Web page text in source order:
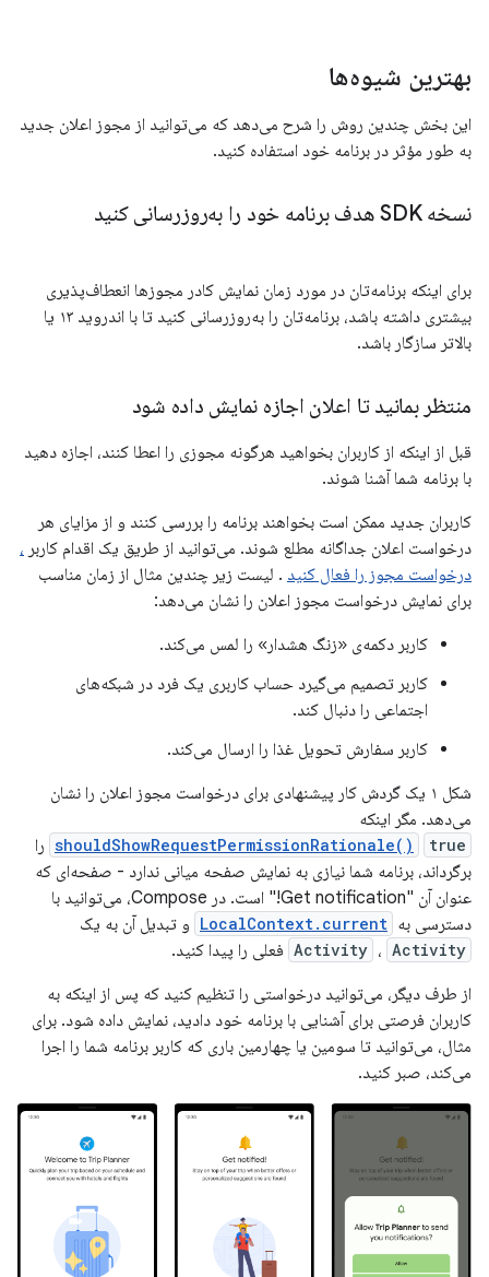
بهترین شیوه‌ها
این بخش چندین روش را شرح می‌دهد که می‌توانید از مجوز اعلان جدید
به طور مؤثر در برنامه خود استفاده کنید.
نسخه SDK هدف برنامه خود را به‌روزرسانی کنید
برای اینکه برنامه‌تان در مورد زمان نمایش کادر مجوزها انعطاف‌پذیری
بیشتری داشته باشد، برنامه‌تان را به‌روزرسانی کنید تا با اندروید ۱۳ یا
بالاتر سازگار باشد.
منتظر بمانید تا اعلان اجازه نمایش داده شود
قبل از اینکه از کاربران بخواهید هرگونه مجوزی را اعطا کنند، اجازه دهید
با برنامه شما آشنا شوند.
کاربران جدید ممکن است بخواهند برنامه را بررسی کنند و از مزایای هر
درخواست اعلان جداگانه مطلع شوند. می‌توانید از طریق یک اقدام کاربر ،
درخواست مجوز را فعال کنید . لیست زیر چندین مثال از زمان مناسب
برای نمایش درخواست مجوز اعلان را نشان می‌دهد:
کاربر دکمه‌ی «زنگ هشدار» را لمس می‌کند.
کاربر تصمیم می‌گیرد حساب کاربری یک فرد در شبکه‌های
اجتماعی را دنبال کند.
کاربر سفارش تحویل غذا را ارسال می‌کند.
شکل ۱ یک گردش کار پیشنهادی برای درخواست مجوز اعلان را نشان
می‌دهد. مگر اینکه
shouldShowRequestPermissionRationale() true
را
برگرداند، برنامه شما نیازی به نمایش صفحه میانی ندارد - صفحه‌ای که
عنوان آن "Get notification!" است. در Compose، می‌توانید با
دسترسی به LocalContext.current و تبدیل آن به یک
Activity ، Activity
فعلی را پیدا کنید.
از طرف دیگر، می‌توانید درخواستی را تنظیم کنید که پس از اینکه به
کاربران فرصتی برای آشنایی با برنامه خود دادید، نمایش داده شود. برای
مثال، می‌توانید تا سومین یا چهارمین باری که کاربر برنامه شما را اجرا
می‌کند، صبر کنید.